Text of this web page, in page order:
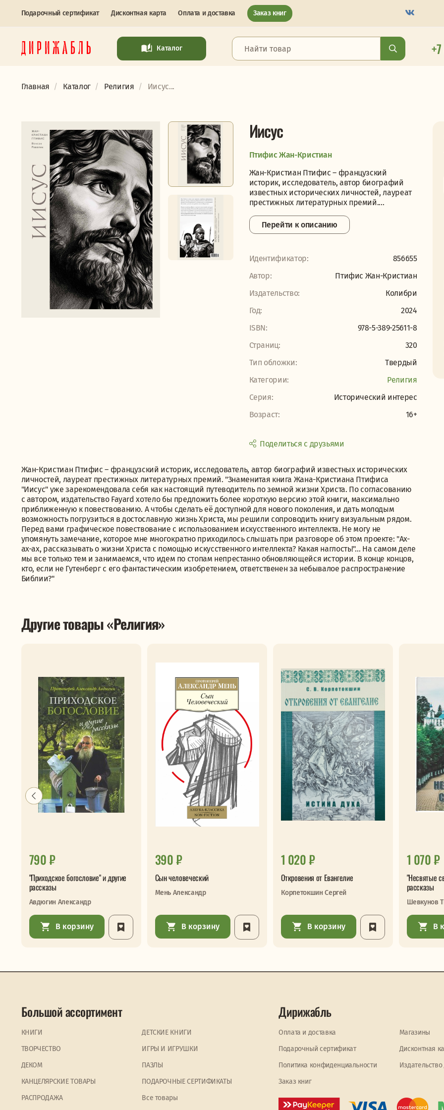
Подарочный сертификат Дисконтная карта Оплата и доставка Заказ книг
Каталог
Главная Каталог Религия Иисус...
Иисус
Птифис Жан-Кристиан
Жан-Кристиан Птифис – французский
историк, исследователь, автор биографий
известных исторических личностей, лауреат
престижных литературных премий....
Перейти к описанию
Идентификатор:
856655
Автор:
Птифис Жан-Кристиан
Издательство:
Колибри
Год:
2024
ISBN:
978-5-389-25611-8
Страниц:
320
Тип обложки:
Твердый
Категории:
Религия
Серия:
Исторический интерес
Возраст:
16+
Поделиться с друзьями
Жан-Кристиан Птифис – французский историк, исследователь, автор биографий известных исторических
личностей, лауреат престижных литературных премий. "Знаменитая книга Жана-Кристиана Птифиса
"Иисус" уже зарекомендовала себя как настоящий путеводитель по земной жизни Христа. По согласованию
с автором, издательство Fayard хотело бы предложить более короткую версию этой книги, максимально
приближенную к повествованию. А чтобы сделать её доступной для нового поколения, и дать молодым
возможность погрузиться в достославную жизнь Христа, мы решили сопроводить книгу визуальным рядом.
Перед вами графическое повествование с использованием искусственного интеллекта. Не могу не
упомянуть замечание, которое мне многократно приходилось слышать при разговоре об этом проекте: "Ах-
ах-ах, рассказывать о жизни Христа с помощью искусственного интеллекта? Какая наглость!"… На самом деле
мы все только тем и занимаемся, что идем по стопам непрестанно обновляющейся истории. В конце концов,
кто, если не Гутенберг с его фантастическим изобретением, ответственен за небывалое распространение
Библии?"
Другие товары «Религия»
790 ₽
"Приходское богословие" и другие
рассказы
Авдюгин Александр
В корзину
390 ₽
Сын человеческий
Мень Александр
В корзину
1 020 ₽
Откровения от Евангелие
Корпетокшин Сергей
В корзину
1 070 ₽
"Несвятые
рассказы
Шевкунов
В
Большой ассортимент
КНИГИ
ДЕТСКИЕ КНИГИ
ТВОРЧЕСТВО
ИГРЫ И ИГРУШКИ
ДЕКОМ
ПАЗЛЫ
КАНЦЕЛЯРСКИЕ ТОВАРЫ
ПОДАРОЧНЫЕ СЕРТИФИКАТЫ
PАСПРОДАЖА
Все товары
Дирижабль
Оплата и доставка
Магазины
Подарочный сертификат
Дисконтная
Политика конфиденциальности
Заказ книг